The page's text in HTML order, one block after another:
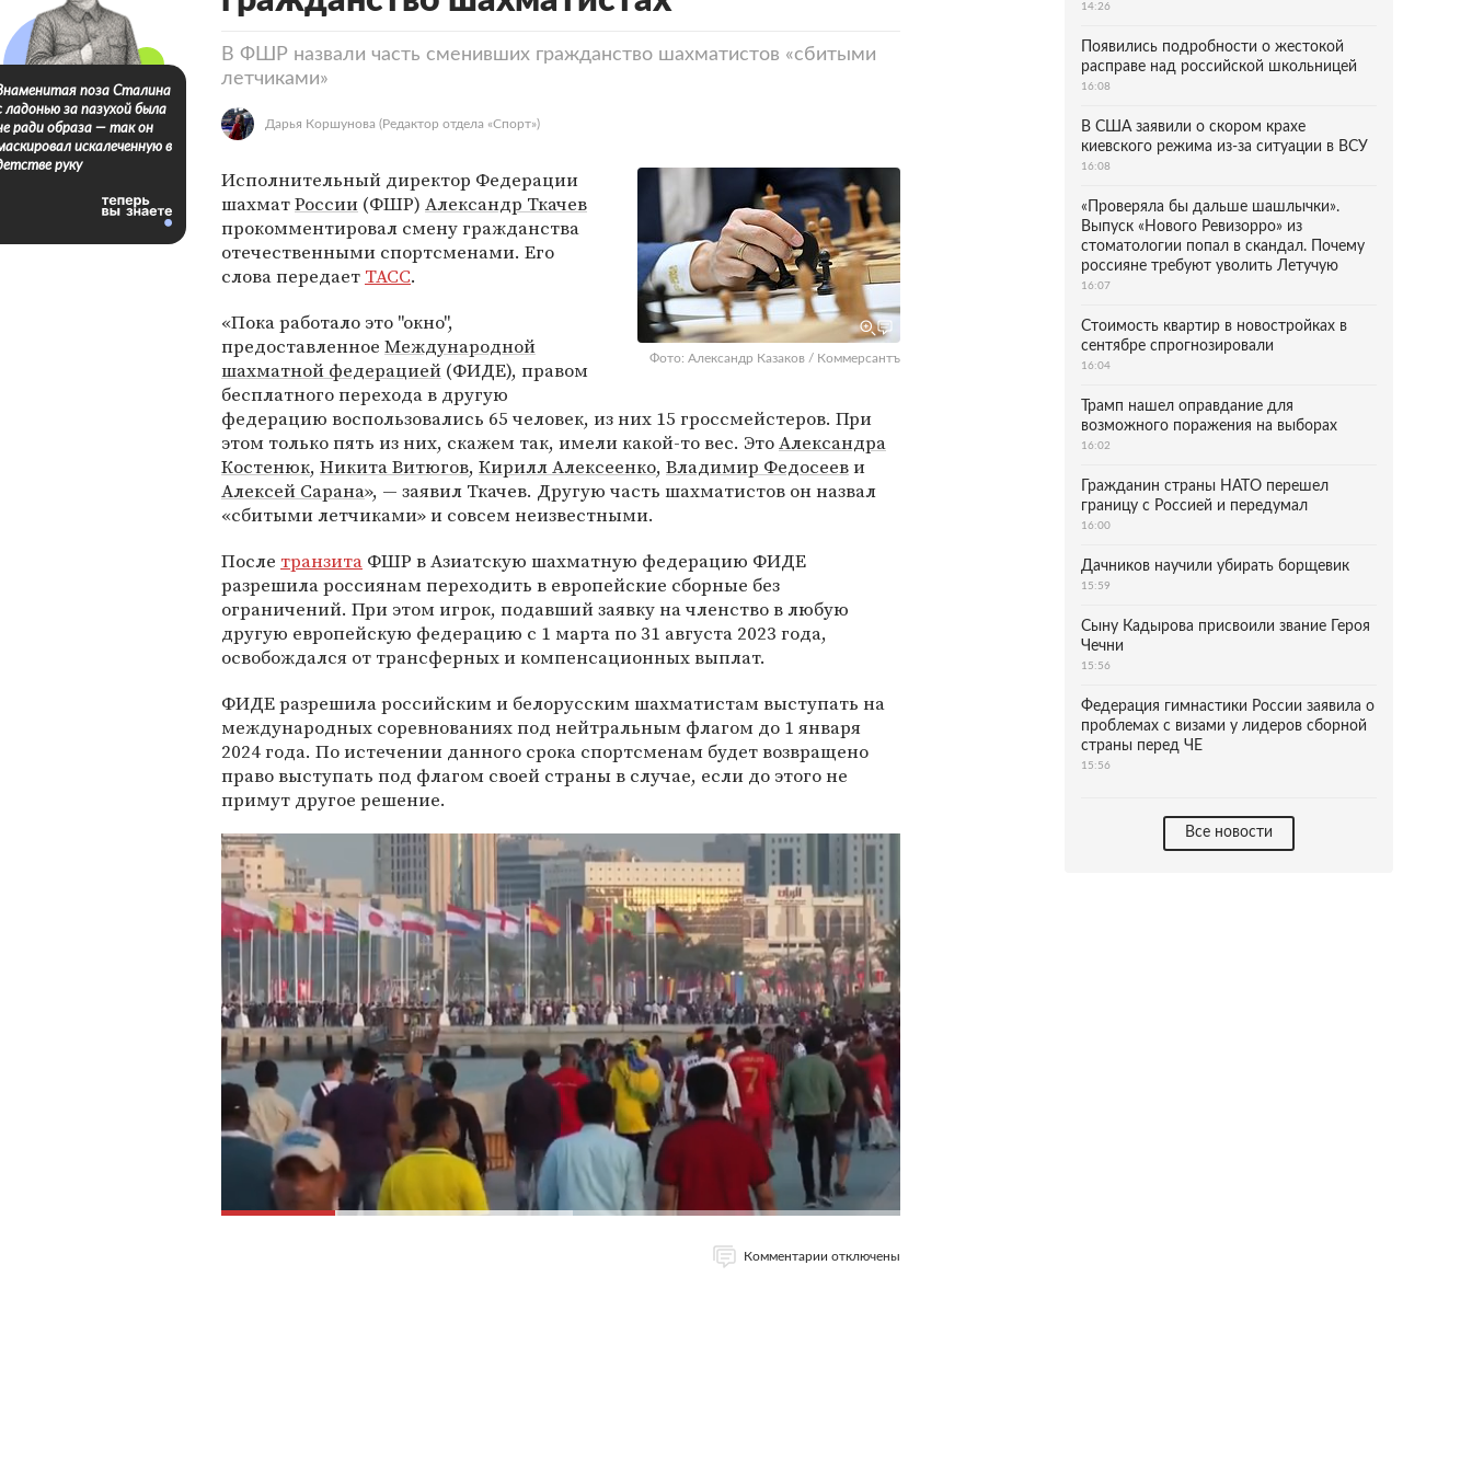
В ФШР назвали часть сменивших гражданство шахматистов «сбитыми
летчиками»
Дарья Коршунова (Редактор отдела «Спорт»)
Фото: Александр Казаков / Коммерсантъ
Исполнительный директор Федерации
шахматРоссии (ФШР) Александр Ткачев
прокомментировал смену гражданства
отечественными спортсменами. Его
слова передает ТАСС.
«Пока работало это "окно",
предоставленное Международной
шахматной федерацией (ФИДЕ), правом
бесплатного перехода в другую
федерацию воспользовались 65 человек, из них 15 гроссмейстеров. При
этом только пять из них, скажем так, имели какой-то вес. ЭтоАлександра
Костенюк, Никита Витюгов, Кирилл Алексеенко, Владимир Федосееви
Алексей Сарана», — заявил Ткачев. Другую часть шахматистов он назвал
«сбитыми летчиками» и совсем неизвестными.
После транзита ФШР в Азиатскую шахматную федерацию ФИДЕ
разрешила россиянам переходить в европейские сборные без
ограничений. При этом игрок, подавший заявку на членство в любую
другую европейскую федерацию с 1 марта по 31 августа 2023 года,
освобождался от трансферных и компенсационных выплат.
ФИДЕ разрешила российским и белорусским шахматистам выступать на
международных соревнованиях под нейтральным флагом до 1 января
2024 года. По истечении данного срока спортсменам будет возвращено
право выступать под флагом своей страны в случае, если до этого не
примут другое решение.
Комментарии отключены
поза Сталина
ладонью за пазухой была
ради образа — так он
искалеченную в
руку
14:26
Появились подробности о жестокой
расправе над российской школьницей
16:08
В США заявили о скором крахе
киевского режима из-за ситуации в ВСУ
16:08
«Проверяла бы дальше шашлычки».
Выпуск «Нового Ревизорро» из
стоматологии попал в скандал. Почему
россияне требуют уволить Летучую
16:07
Стоимость квартир в новостройках в
сентябре спрогнозировали
16:04
Трамп нашел оправдание для
возможного поражения на выборах
16:02
Гражданин страны НАТО перешел
границу с Россией и передумал
16:00
Дачников научили убирать борщевик
15:59
Сыну Кадырова присвоили звание Героя
Чечни
15:56
Федерация гимнастики России заявила о
проблемах с визами у лидеров сборной
страны перед ЧЕ
15:56
Все новости